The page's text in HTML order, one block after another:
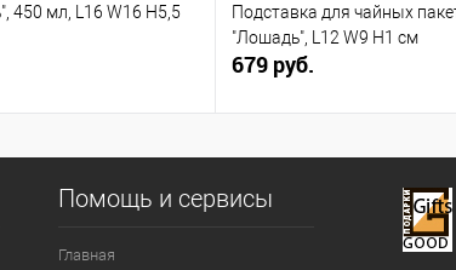
450 мл, L16 W16 H5,5
Подставка для чайных
"Лошадь", L12 W9 H1 см
679 руб.
Помощь и сервисы
Главная